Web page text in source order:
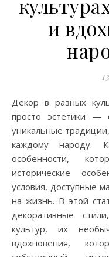
и
Декор в разных культурах мира выходит за рамки
просто эстетики —
уникальные
каждому народу.
особенности,
исторические
условия, доступные
на жизнь. В этой
декоративные
культур, их
вдохновения,